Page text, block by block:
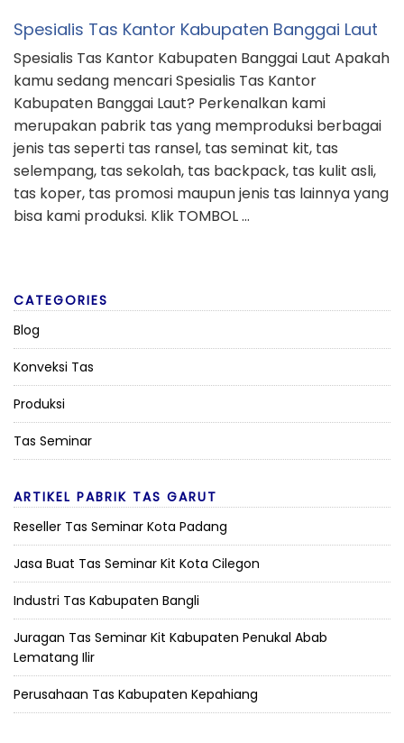
Spesialis Tas Kantor Kabupaten Banggai Laut
Spesialis Tas Kantor Kabupaten Banggai Laut Apakah
kamu sedang mencari Spesialis Tas Kantor
Kabupaten Banggai Laut? Perkenalkan kami
merupakan pabrik tas yang memproduksi berbagai
jenis tas seperti tas ransel, tas seminat kit, tas
selempang, tas sekolah, tas backpack, tas kulit asli,
tas koper, tas promosi maupun jenis tas lainnya yang
bisa kami produksi. Klik TOMBOL …
CATEGORIES
Blog
Konveksi Tas
Produksi
Tas Seminar
ARTIKEL PABRIK TAS GARUT
Reseller Tas Seminar Kota Padang
Jasa Buat Tas Seminar Kit Kota Cilegon
Industri Tas Kabupaten Bangli
Juragan Tas Seminar Kit Kabupaten Penukal Abab
Lematang Ilir
Perusahaan Tas Kabupaten Kepahiang